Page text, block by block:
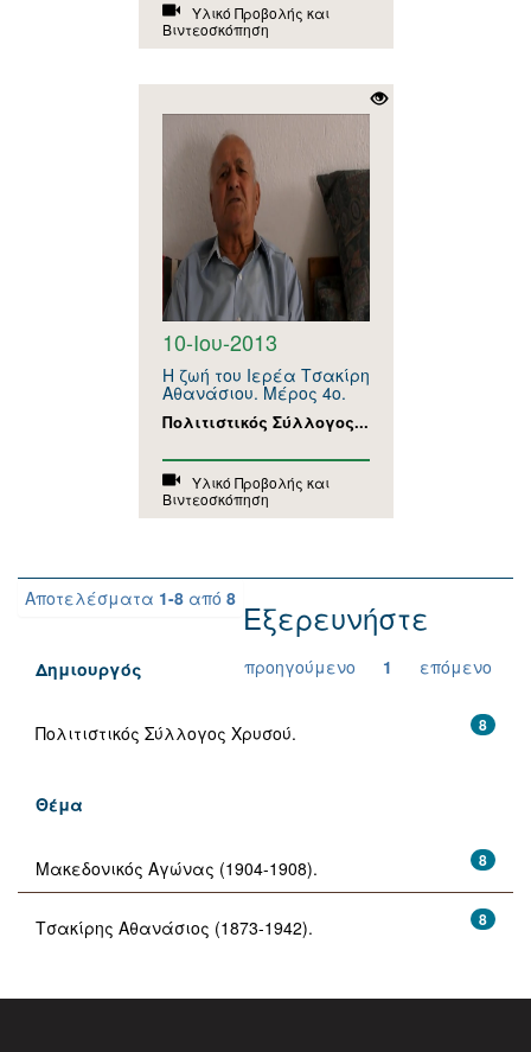
Υλικό Προβολής και
Βιντεοσκόπηση
10-Ιου-2013
Η ζωή του Ιερέα Τσακίρη
Αθανάσιου. Μέρος 4ο.
Πολιτιστικός Σύλλογος...
Υλικό Προβολής και
Βιντεοσκόπηση
Αποτελέσματα 1-8 από 8
προηγούμενο 1 επόμενο
Εξερευνήστε
Δημιουργός
8
Πολιτιστικός Σύλλογος Χρυσού.
Θέμα
8
Μακεδονικός Αγώνας (1904-1908).
8
Τσακίρης Αθανάσιος (1873-1942).